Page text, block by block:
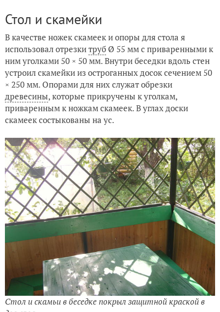
Стол и скамейки
В качестве ножек скамеек и опоры для стола я
использовал отрезкитруб Ø 55 мм с приваренными к
ним уголками 50 × 50 мм. Внутри беседки вдоль стен
устроил скамейки из остроганных досок сечением 50
× 250 мм. Опорами для них служат обрезки
древесины, которые прикручены к уголкам,
приваренным к ножкам скамеек. В углах доски
скамеек состыкованы на ус.
Стол и скамьи в беседке покрыл защитной краской в